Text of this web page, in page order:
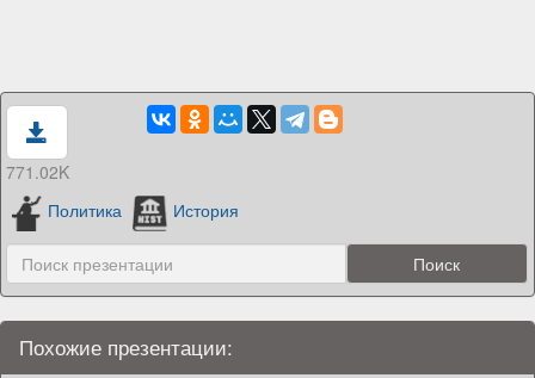
771.02K
Политика
История
Похожие презентации: